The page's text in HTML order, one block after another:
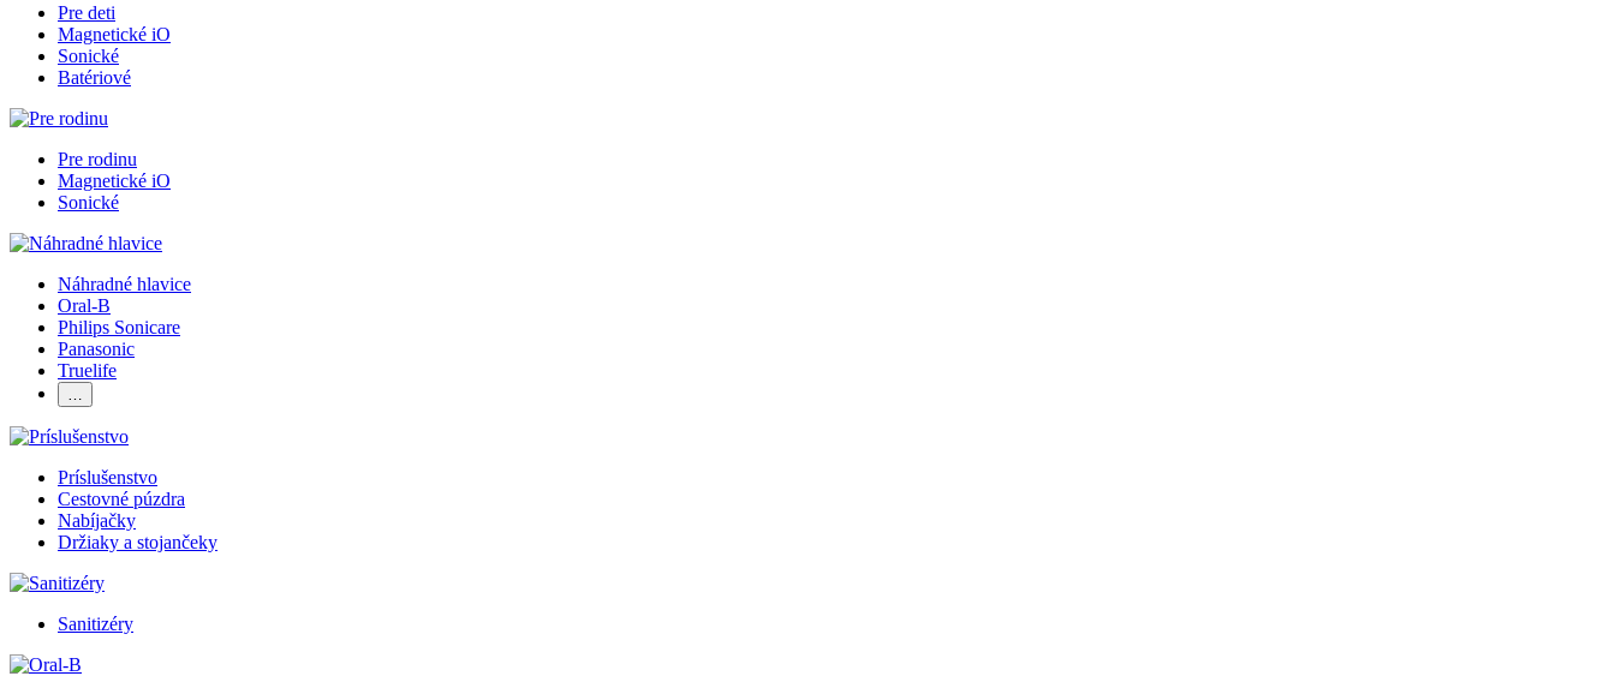
Pre deti
Magnetické iO
Sonické
Batériové
Pre rodinu
Magnetické iO
Sonické
Náhradné hlavice
Oral-B
Philips Sonicare
Panasonic
Truelife
…
Príslušenstvo
Cestovné púzdra
Nabíjačky
Držiaky a stojančeky
Sanitizéry